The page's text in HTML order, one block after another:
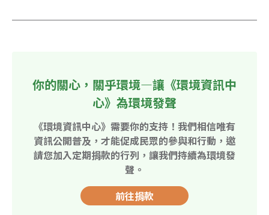
你的關心，關乎環境—讓《環境資訊中
心》為環境發聲
《環境資訊中心》需要你的支持！我們相信唯有
資訊公開普及，才能促成民眾的參與和行動，邀
請您加入定期捐款的行列，讓我們持續為環境發
聲。
前往捐款